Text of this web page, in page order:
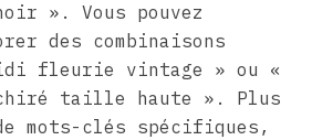
». Vous pouvez
des combinaisons
fleurie vintage » ou «
taille haute ». Plus
mots-clés spécifiques,